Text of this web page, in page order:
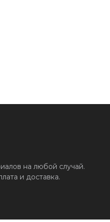
на любой случай.
и доставка.